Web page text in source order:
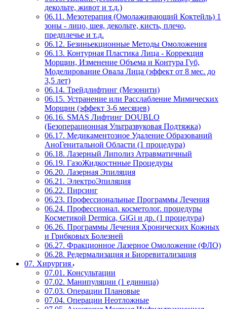
декольте, живот и т.д.)
06.11. Мезотерапия (Омолаживающий Коктейль) 1
зоны - лицо, шея, декольте, кисть, плечо,
предплечье и т.д.
06.12. Безиньекционные Методы Омоложения
06.13. Контурная Пластика Лица - Коррекция
Морщин, Изменение Объема и Контура Губ,
Моделирование Овала Лица (эффект от 8 мес. до
3,5 лет)
06.14. Трейдлифтинг (Мезонити)
06.15. Устранение или Расслабление Мимических
Морщин (эффект 3-6 месяцев)
06.16. SMAS Лифтинг DOUBLO
(Безоперационная Ультразвуковая Подтяжка)
06.17. Медикаментозное Удаление Образований
АноГенитальной Области (1 процедура)
06.18. Лазерный Липолиз Атравматичный
06.19. ГазоЖидкостнные Процедуры
06.20. Лазерная Эпиляция
06.21. ЭлектроЭпиляция
06.22. Пирсинг
06.23. Профессиональные Программы Лечения
06.24. Профессионал. косметолог. процедуры
Косметикой Dermica, GiGi и др. (1 процедура)
06.26. Программы Лечения Хронических Кожных
и Грибковых Болезней
06.27. Фракционное Лазерное Омоложение (ФЛО)
06.28. Редермализация и Биоревитализация
07. Хирургия
07.01. Консультации
07.02. Манипуляции (1 единица)
07.03. Операции Плановые
07.04. Операции Неотложные